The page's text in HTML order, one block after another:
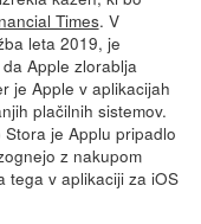
Times. V
leta 2019, je
Apple zlorablja
je Apple v aplikacijah
plačilnih sistemov.
je Applu pripadlo
z nakupom
tega v aplikaciji za iOS